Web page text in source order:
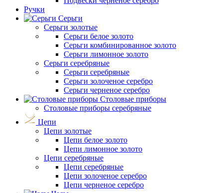
Ручки
Серьги
Серьги золотые
Серьги белое золото
Серьги комбинированное золото
Серьги лимонное золото
Серьги серебряные
Серьги серебряные
Серьги золоченое серебро
Серьги черненое серебро
Столовые приборы
Столовые приборы серебряные
Цепи
Цепи золотые
Цепи белое золото
Цепи лимонное золото
Цепи серебряные
Цепи серебряные
Цепи золоченое серебро
Цепи черненое серебро